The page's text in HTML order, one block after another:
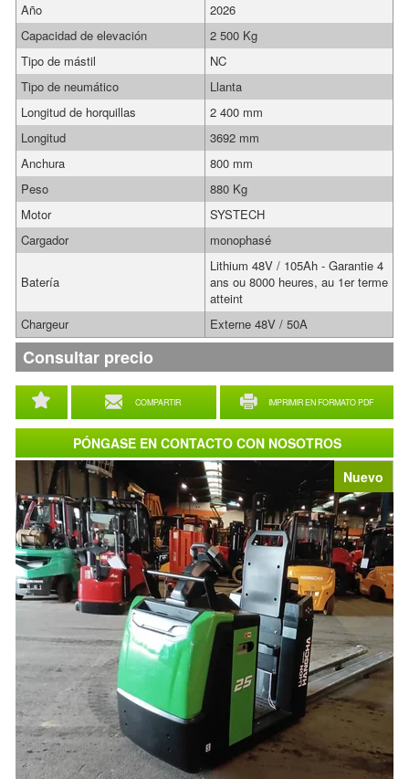
Nuevo
COMPARTIR IMPRIMIR EN FORMATO PDF
Año
2026
Capacidad de elevación
2 500 Kg
Tipo de mástil
NC
Tipo de neumático
Llanta
Longitud de horquillas
2 400 mm
Longitud
3692 mm
Anchura
800 mm
Peso
880 Kg
Motor
SYSTECH
Cargador
monophasé
Batería
Lithium 48V / 105Ah - Garantie 4
ans ou 8000 heures, au 1er terme
atteint
Chargeur
Externe 48V / 50A
Consultar precio
PÓNGASE EN CONTACTO CON NOSOTROS